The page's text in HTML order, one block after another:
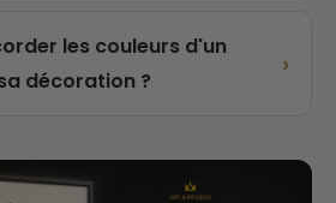
les couleurs d'un
décoration ?
›